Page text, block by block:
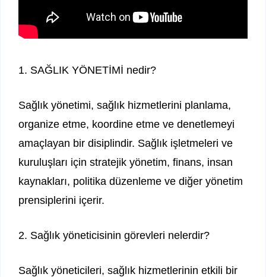
1. SAĞLIK YÖNETİMİ nedir?
Sağlık yönetimi, sağlık hizmetlerini planlama,
organize etme, koordine etme ve denetlemeyi
amaçlayan bir disiplindir. Sağlık işletmeleri ve
kuruluşları için stratejik yönetim, finans, insan
kaynakları, politika düzenleme ve diğer yönetim
prensiplerini içerir.
2. Sağlık yöneticisinin görevleri nelerdir?
Sağlık yöneticileri, sağlık hizmetlerinin etkili bir